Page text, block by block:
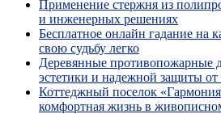
Применение стержня из
и инженерных решениях
Бесплатное онлайн гадание на
свою судьбу легко
Деревянные противопожарные
эстетики и надежной защиты от
Коттеджный поселок
комфортная жизнь в